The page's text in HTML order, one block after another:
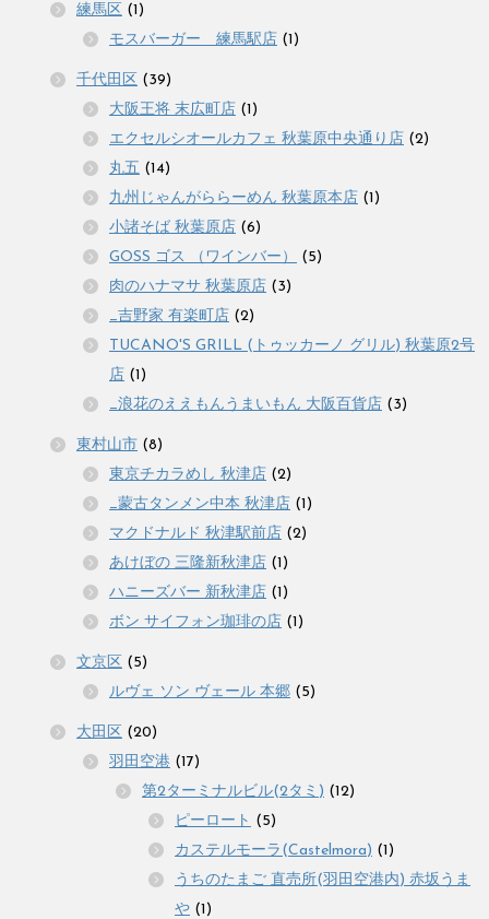
練馬区 (1)
モスバーガー 練馬駅店 (1)
千代田区 (39)
大阪王将 末広町店 (1)
エクセルシオールカフェ 秋葉原中央通り店 (2)
丸五 (14)
九州じゃんがららーめん 秋葉原本店 (1)
小諸そば 秋葉原店 (6)
GOSS ゴス （ワインバー）
(5)
肉のハナマサ 秋葉原店 (3)
_吉野家 有楽町店 (2)
TUCANO'S GRILL (トゥッカーノ グリル) 秋葉原2号
店 (1)
_浪花のええもんうまいもん 大阪百貨店 (3)
東村山市 (8)
東京チカラめし 秋津店 (2)
_蒙古タンメン中本 秋津店 (1)
マクドナルド 秋津駅前店 (2)
あけぼの 三隆新秋津店 (1)
ハニーズバー 新秋津店 (1)
ボン サイフォン珈琲の店 (1)
文京区 (5)
ルヴェ ソン ヴェール 本郷 (5)
大田区 (20)
羽田空港 (17)
第2ターミナルビル(2タミ) (12)
ピーロート (5)
カステルモーラ(Castelmora) (1)
うちのたまご 直売所(羽田空港内) 赤坂うま
や (1)